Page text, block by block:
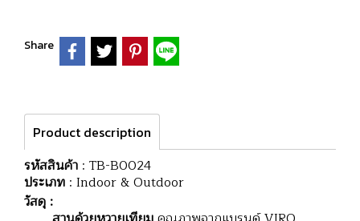
Share
Product description
รหัสสินค้า : TB-B0024
ประเภท : Indoor & Outdoor
วัสดุ :